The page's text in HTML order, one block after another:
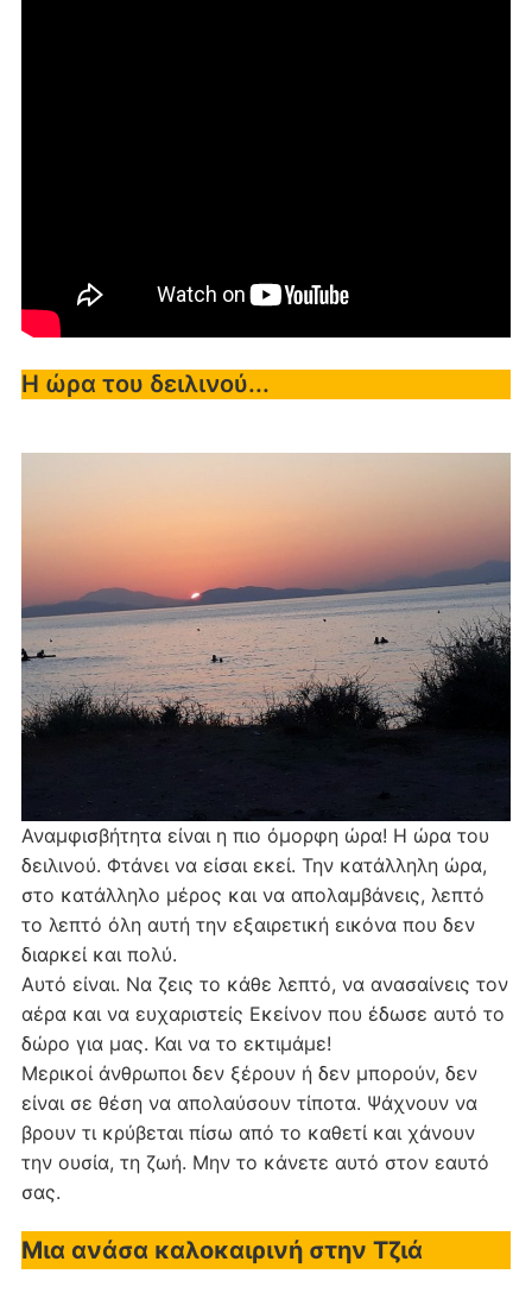
Η ώρα του δειλινού...
Αναμφισβήτητα είναι η πιο όμορφη ώρα! Η ώρα του
δειλινού. Φτάνει να είσαι εκεί. Την κατάλληλη ώρα,
στο κατάλληλο μέρος και να απολαμβάνεις, λεπτό
το λεπτό όλη αυτή την εξαιρετική εικόνα που δεν
διαρκεί και πολύ.
Αυτό είναι. Να ζεις το κάθε λεπτό, να ανασαίνεις τον
αέρα και να ευχαριστείς Εκείνον που έδωσε αυτό το
δώρο για μας. Και να το εκτιμάμε!
Μερικοί άνθρωποι δεν ξέρουν ή δεν μπορούν, δεν
είναι σε θέση να απολαύσουν τίποτα. Ψάχνουν να
βρουν τι κρύβεται πίσω από το καθετί και χάνουν
την ουσία, τη ζωή. Μην το κάνετε αυτό στον εαυτό
σας.
Μια ανάσα καλοκαιρινή στην Τζιά